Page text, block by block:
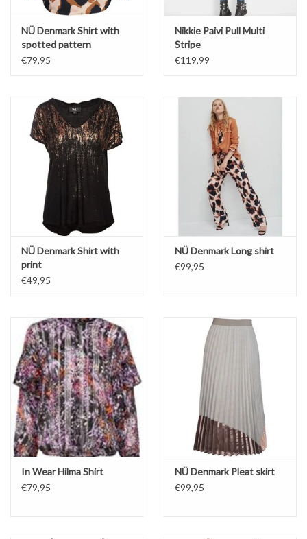
NÜ Denmark Shirt with
spotted pattern
€79,95
Nikkie Paivi Pull Multi
Stripe
€119,99
NÜ Denmark Shirt with
print
€49,95
NÜ Denmark Long shirt
€99,95
In Wear Hilma Shirt
€79,95
NÜ Denmark Pleat skirt
€99,95